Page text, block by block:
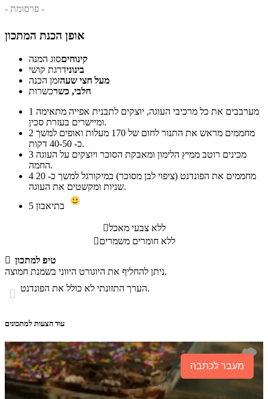
- פרסומת -
אופן הכנת המתכון
קינוחיםסוג המנה
בינונידרגת קושי
מעל חצי שעהזמן הכנה
חלבי, כשרכשרות
1
ומיישרים בעזרת סכין.
2
כ- 40-50 דקות.
3
החמה.
4
שניות ומקשטים את העוגה.
5
ללא צבעי מאכל
ללא חומרים משמרים
 טיפ למתכון
ניתן להחליף את היוגורט היווני בשמנת חמוצה.
 הערך התזונתי לא כולל את הפונדנט.
עוד הצעות למתכונים
מעבר לכתבה